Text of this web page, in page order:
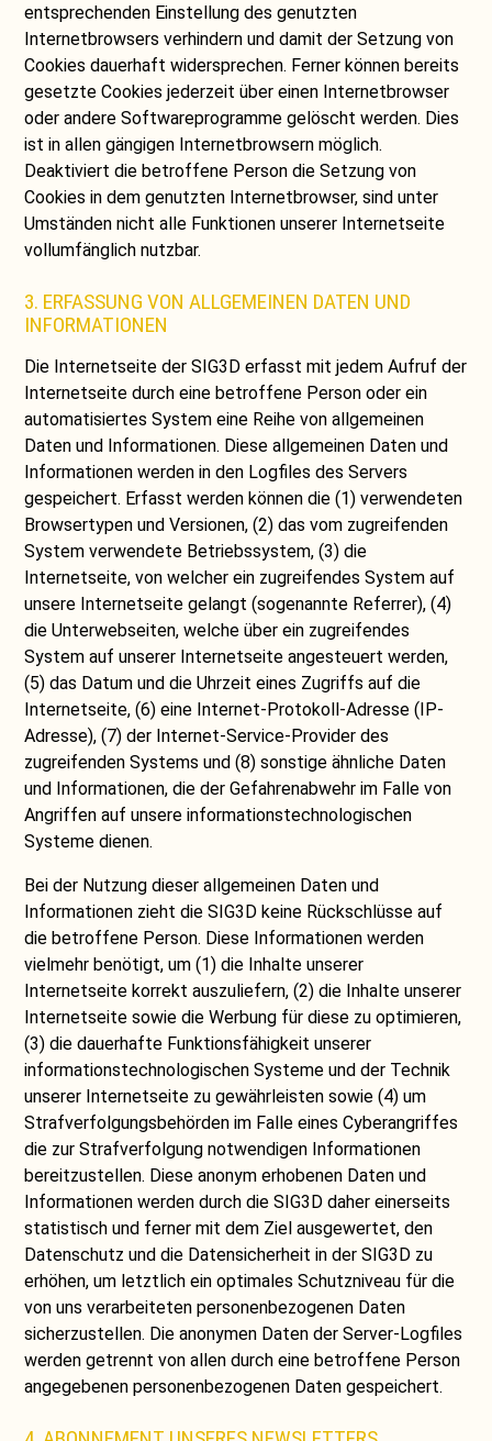
entsprechenden Einstellung des genutzten
Internetbrowsers verhindern und damit der Setzung von
Cookies dauerhaft widersprechen. Ferner können bereits
gesetzte Cookies jederzeit über einen Internetbrowser
oder andere Softwareprogramme gelöscht werden. Dies
ist in allen gängigen Internetbrowsern möglich.
Deaktiviert die betroffene Person die Setzung von
Cookies in dem genutzten Internetbrowser, sind unter
Umständen nicht alle Funktionen unserer Internetseite
vollumfänglich nutzbar.
3. ERFASSUNG VON ALLGEMEINEN DATEN UND
INFORMATIONEN
Die Internetseite der SIG3D erfasst mit jedem Aufruf der
Internetseite durch eine betroffene Person oder ein
automatisiertes System eine Reihe von allgemeinen
Daten und Informationen. Diese allgemeinen Daten und
Informationen werden in den Logfiles des Servers
gespeichert. Erfasst werden können die (1) verwendeten
Browsertypen und Versionen, (2) das vom zugreifenden
System verwendete Betriebssystem, (3) die
Internetseite, von welcher ein zugreifendes System auf
unsere Internetseite gelangt (sogenannte Referrer), (4)
die Unterwebseiten, welche über ein zugreifendes
System auf unserer Internetseite angesteuert werden,
(5) das Datum und die Uhrzeit eines Zugriffs auf die
Internetseite, (6) eine Internet-Protokoll-Adresse (IP-
Adresse), (7) der Internet-Service-Provider des
zugreifenden Systems und (8) sonstige ähnliche Daten
und Informationen, die der Gefahrenabwehr im Falle von
Angriffen auf unsere informationstechnologischen
Systeme dienen.
Bei der Nutzung dieser allgemeinen Daten und
Informationen zieht die SIG3D keine Rückschlüsse auf
die betroffene Person. Diese Informationen werden
vielmehr benötigt, um (1) die Inhalte unserer
Internetseite korrekt auszuliefern, (2) die Inhalte unserer
Internetseite sowie die Werbung für diese zu optimieren,
(3) die dauerhafte Funktionsfähigkeit unserer
informationstechnologischen Systeme und der Technik
unserer Internetseite zu gewährleisten sowie (4) um
Strafverfolgungsbehörden im Falle eines Cyberangriffes
die zur Strafverfolgung notwendigen Informationen
bereitzustellen. Diese anonym erhobenen Daten und
Informationen werden durch die SIG3D daher einerseits
statistisch und ferner mit dem Ziel ausgewertet, den
Datenschutz und die Datensicherheit in der SIG3D zu
erhöhen, um letztlich ein optimales Schutzniveau für die
von uns verarbeiteten personenbezogenen Daten
sicherzustellen. Die anonymen Daten der Server-Logfiles
werden getrennt von allen durch eine betroffene Person
angegebenen personenbezogenen Daten gespeichert.